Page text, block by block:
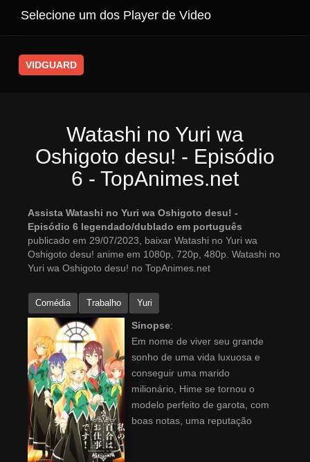
Selecione um dos Player de Video
VIDGUARD
Watashi no Yuri wa
Oshigoto desu! - Episódio
6 - TopAnimes.net
Assista Watashi no Yuri wa Oshigoto desu! -
Episódio 6 legendado/dublado em português
publicado em 29/07/2023, baixar Watashi no Yuri wa
Oshigoto desu! anime em 1080p, 720p, 480p. Watashi no
Yuri wa Oshigoto desu! no TopAnimes.net
Comédia Trabalho Yuri
Sinopse:
Em nome de viver seu grande
sonho de uma vida luxuosa e
conseguir uma marido
milionário, Hime se tornou o
modelo perfeito de garota, com
boas notas, uma reputação